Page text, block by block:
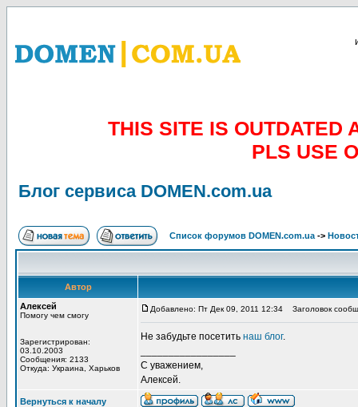
THIS SITE IS OUTDATED
PLS USE
Блог сервиса DOMEN.com.ua
Список форумов DOMEN.com.ua ->
Автор
Алексей
Помогу чем смогу
Зарегистрирован:
03.10.2003
Сообщения: 2133
Откуда: Украина, Харьков
Добавлено: Пт Дек 09, 2011 12:34 Заголовок
Не забудьте посетить наш блог.
С уважением,
Алексей.
Вернуться к началу